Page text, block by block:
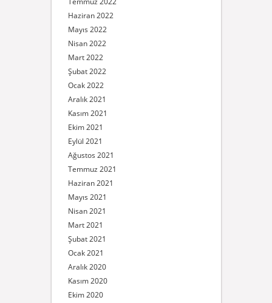
Haziran 2022
Mayıs 2022
Nisan 2022
Mart 2022
Şubat 2022
Ocak 2022
Aralık 2021
Kasım 2021
Ekim 2021
Eylül 2021
Ağustos 2021
Temmuz 2021
Haziran 2021
Mayıs 2021
Nisan 2021
Mart 2021
Şubat 2021
Ocak 2021
Aralık 2020
Kasım 2020
Ekim 2020